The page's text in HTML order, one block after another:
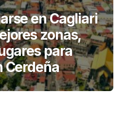
en Cagliari
zonas,
para
Cerdeña